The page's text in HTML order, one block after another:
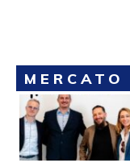
MERCATO